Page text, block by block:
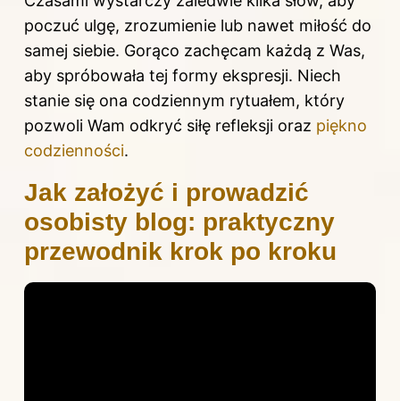
poczuć ulgę, zrozumienie lub nawet miłość do
samej siebie. Gorąco zachęcam każdą z Was,
aby spróbowała tej formy ekspresji. Niech
stanie się ona codziennym rytuałem, który
pozwoli Wam odkryć siłę refleksji oraz piękno
codzienności.
Jak założyć i prowadzić
osobisty blog: praktyczny
przewodnik krok po kroku